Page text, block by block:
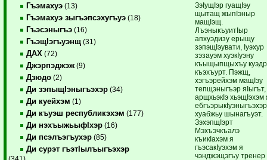
Гъэмахуэ (13)
Гъэмахуэ зыгъэпсэхугъуэ (18)
Гъэсэныгъэ (16)
ГъэщIэгъуэнщ (31)
ДАХ (72)
Джэрпэджэж (9)
Дзюдо (2)
Ди зэпыщIэныгъэхэр (34)
Ди куейхэм (1)
Ди къуэш республикэхэм (177)
Ди нэхъыжьыфIхэр (16)
Ди псэлъэгъухэр (85)
Ди сурэт гъэтIылъыгъэхэр
(341)
ЗэIущIэр гуащIэу
щытащ жыпIэныр
мащIэщ.
ЛъэныкъуитIыр
апхуэдизу ерыщу
зэпэщIэувати, Iуэхур
зэзауэм хуэкIуэну
къыщыпщыхъу
къэхъурт. Пэжщ,
хэгъэрейхэм мащIэу
тепщэныгъэр яIыгът,
арщхьэкIэ хьэщIэхэм
хуабжьу шынагъуэт.
ЗэхэпщIэрт
Мэхъэчкъалэ
къикIахэм я
гъэсакIуэхэм я
чэнджэщэгъу тренер